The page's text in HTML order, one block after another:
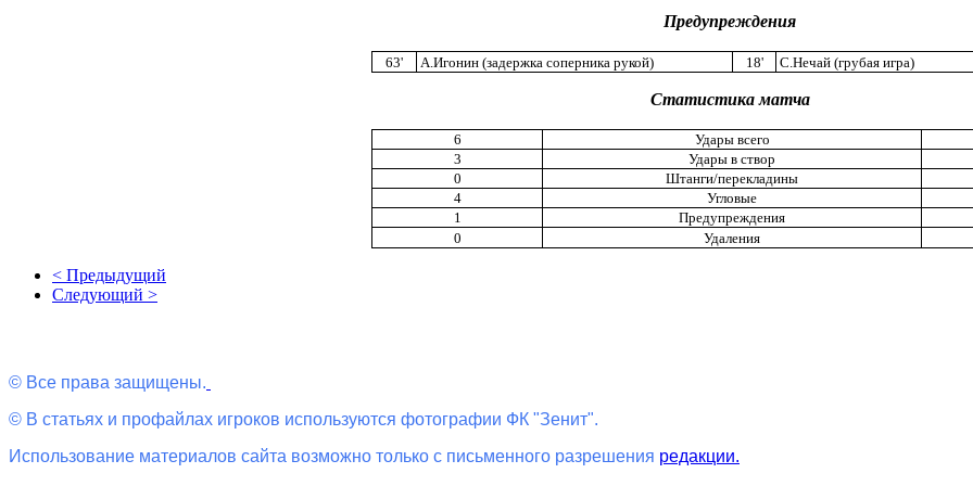
Предупреждения
63' А.Игонин (задержка соперника рукой) 18' С.Нечай (грубая игра)
Статистика матча
6 Удары всего
3
Удары в створ
0
Штанги/перекладины
4
Угловые
1
Предупреждения
0
Удаления
< Предыдущий
Следующий >
© Все права защищены.
© В статьях и профайлах игроков используются фотографии ФК "Зенит".
Использование материалов сайта возможно только с письменного разрешения редакции.